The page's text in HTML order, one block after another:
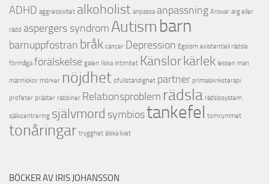
ADHD aggressivitet alkoholist anpassa anpassning Ansvar arg eller
rädd aspergers syndromAutism barn
barnuppfostran bråk cancer Depression Egoism existentiell rädsla
förmåga förälskelse galen Ilska intimitet Känslorkärlek lessen man
människor mörker nöjdhet ofullständighet partner primalskriksterapi
profeter präster rabbiner Relationsproblem rädsla rädslosystem
självcentrering självmord symbiostankefel tomrummet
tonåringar trygghet älska livet
BÖCKER AV IRIS JOHANSSON